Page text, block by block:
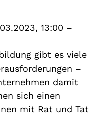
13:00 –
gibt es viele
–
damit
sich einen
mit Rat und Tat